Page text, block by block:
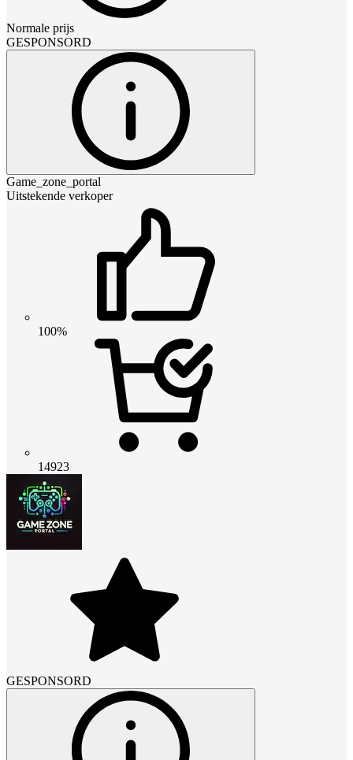
Normale prijs
GESPONSORD
Game_zone_portal
Uitstekende verkoper
100%
14923
GESPONSORD